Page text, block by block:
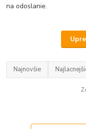
na odoslanie.
Najnovšie